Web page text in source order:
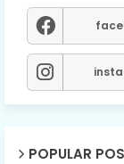
POPULAR